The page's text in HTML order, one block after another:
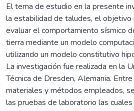
El tema de estudio en la presente
la estabilidad de taludes, el objetivo
evaluar el comportamiento sísmico
tierra mediante un modelo
utilizando un modelo constitutivo
La investigación fue realizada en la
Técnica de Dresden, Alemania.
materiales y métodos empleados,
las pruebas de laboratorio las